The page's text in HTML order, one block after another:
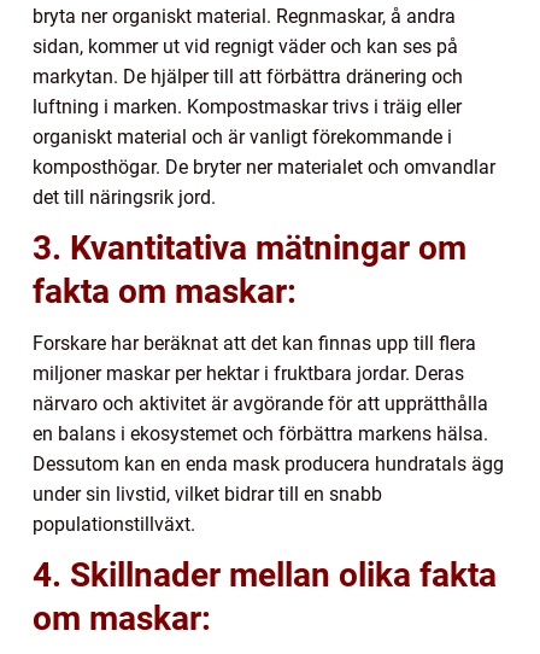
bryta ner organiskt material. Regnmaskar, å andra
sidan, kommer ut vid regnigt väder och kan ses på
markytan. De hjälper till att förbättra dränering och
luftning i marken. Kompostmaskar trivs i träig eller
organiskt material och är vanligt förekommande i
komposthögar. De bryter ner materialet och omvandlar
det till näringsrik jord.
3. Kvantitativa mätningar om
fakta om maskar:
Forskare har beräknat att det kan finnas upp till flera
miljoner maskar per hektar i fruktbara jordar. Deras
närvaro och aktivitet är avgörande för att upprätthålla
en balans i ekosystemet och förbättra markens hälsa.
Dessutom kan en enda mask producera hundratals ägg
under sin livstid, vilket bidrar till en snabb
populationstillväxt.
4. Skillnader mellan olika fakta
om maskar: